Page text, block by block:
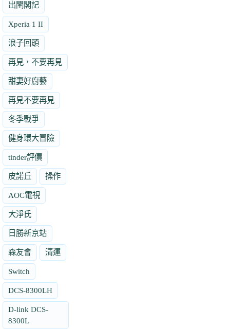
出閨閣記
Xperia 1 II
浪子回頭
再見，不要再見
甜妻好廚藝
再見不要再見
冬季戰爭
健身環大冒險
tinder評價
皮諾丘 操作
AOC電視
大淨氏
日勝新京站
森友會 清運
Switch
DCS-8300LH
D-link DCS-
8300L